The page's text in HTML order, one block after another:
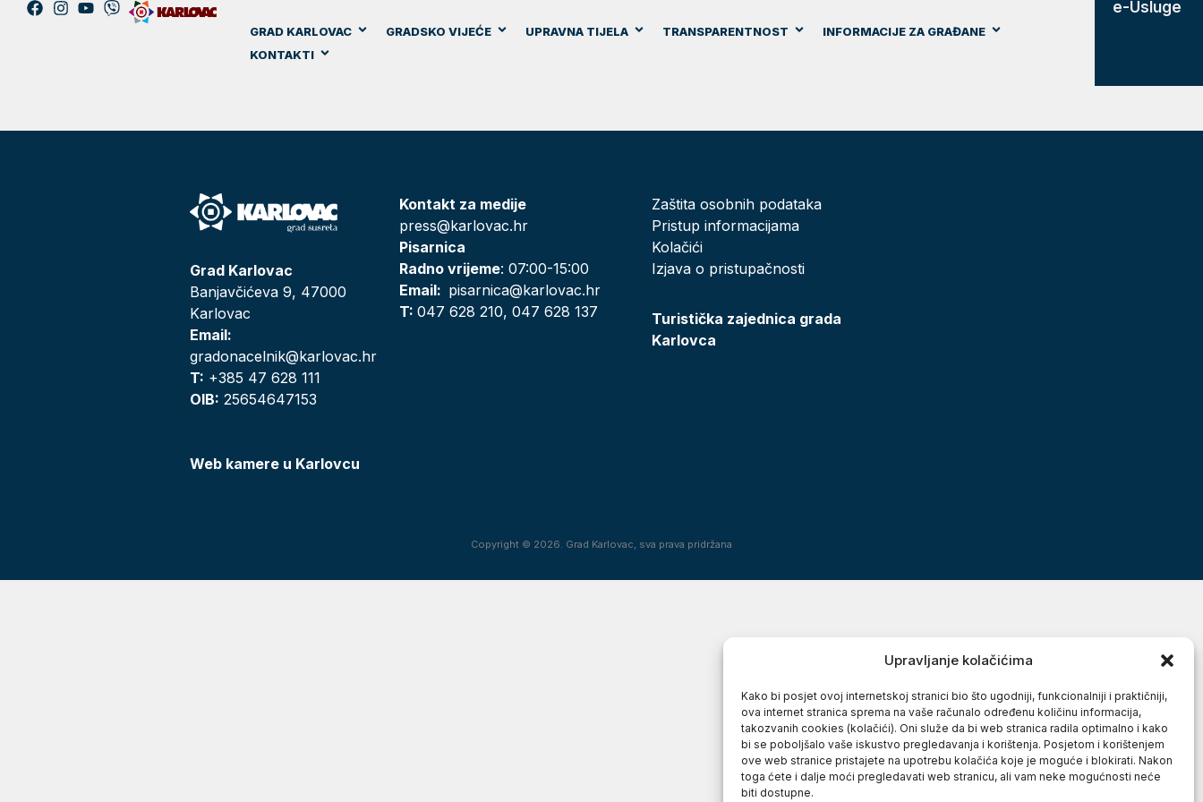
Upravljanje kolačićima
Kako bi posjet ovoj internetskoj stranici bio što ugodniji, funkcionalniji i praktičniji,
ova internet stranica sprema na vaše računalo određenu količinu informacija,
takozvanih cookies (kolačići). Oni služe da bi web stranica radila optimalno i kako
bi se poboljšalo vaše iskustvo pregledavanja i korištenja. Posjetom i korištenjem
ove web stranice pristajete na upotrebu kolačića koje je moguće i blokirati. Nakon
toga ćete i dalje moći pregledavati web stranicu, ali vam neke mogućnosti neće
biti dostupne.
GRAD KARLOVAC GRADSKO VIJEĆE UPRAVNA TIJELA TRANSPARENTNOST
INFORMACIJE ZA GRAĐANE
KONTAKTI
e-Usluge
Grad Karlovac
Banjavčićeva 9, 47000
Karlovac
Email:
gradonacelnik@karlovac.hr
T: +385 47 628 111
OIB: 25654647153
Web kamere u Karlovcu
Kontakt za medije
press@karlovac.hr
Pisarnica
Radno vrijeme: 07:00-15:00
Email: pisarnica@karlovac.hr
T:047 628 210, 047 628 137
Zaštita osobnih podataka
Pristup informacijama
Kolačići
Izjava o pristupačnosti
Turistička zajednica grada
Karlovca
Copyright © 2026. Grad Karlovac, sva prava pridržana